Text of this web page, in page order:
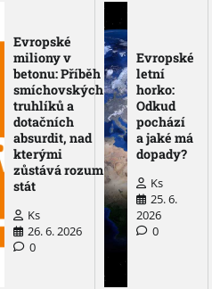
Evropské
miliony v
betonu: Příběh
smíchovských
truhlíků a
dotačních
absurdit, nad
kterými
zůstává rozum
stát
Ks
26. 6. 2026
0
Evropské
letní
horko:
Odkud
pochází
a jaké má
dopady?
Ks
25. 6.
2026
0